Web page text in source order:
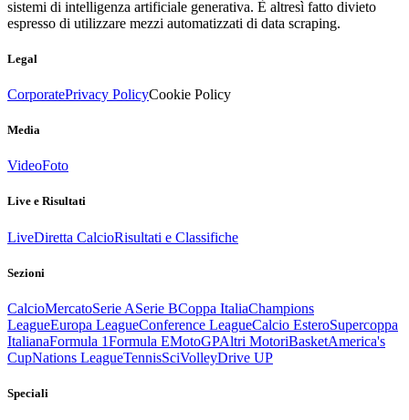
sistemi di intelligenza artificiale generativa. È altresì fatto divieto
espresso di utilizzare mezzi automatizzati di data scraping.
Legal
CorporatePrivacy PolicyCookie Policy
Media
VideoFoto
Live e Risultati
LiveDiretta CalcioRisultati e Classifiche
Sezioni
CalcioMercatoSerie ASerie BCoppa ItaliaChampions
LeagueEuropa LeagueConference LeagueCalcio EsteroSupercoppa
ItalianaFormula 1Formula EMotoGPAltri MotoriBasketAmerica's
CupNations LeagueTennisSciVolleyDrive UP
Speciali